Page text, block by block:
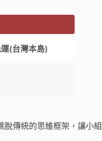
(台灣本島)
脫傳統的思維框架，讓小組